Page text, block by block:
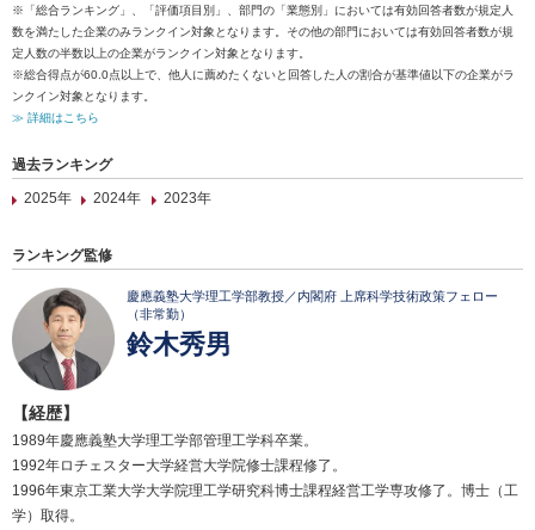
※「総合ランキング」、「評価項目別」、部門の「業態別」においては有効回答者数が規定人
数を満たした企業のみランクイン対象となります。その他の部門においては有効回答者数が規
定人数の半数以上の企業がランクイン対象となります。
※総合得点が60.0点以上で、他人に薦めたくないと回答した人の割合が基準値以下の企業がラ
ンクイン対象となります。
≫ 詳細はこちら
過去ランキング
2025年
2024年 2023年
ランキング監修
慶應義塾大学理工学部教授／内閣府 上席科学技術政策フェロー
（非常勤）
鈴木秀男
【経歴】
1989年慶應義塾大学理工学部管理工学科卒業。
1992年ロチェスター大学経営大学院修士課程修了。
1996年東京工業大学大学院理工学研究科博士課程経営工学専攻修了。博士（工
学）取得。